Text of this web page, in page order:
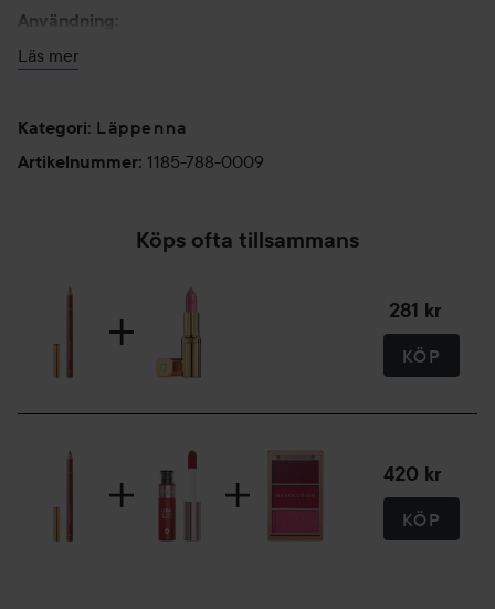
Användning:
Applicera på rena, torra läppar.
Börja på mitten av amorbågen, och dra linjen längs läppen
Fortsätt tills att du har ramat in dina läppar som du önskar.
Om du vill ha en fylligare look kan du lägga linjen lite
lipgloss över läppennan.
Om du vill ha ett mer hållbart eller mer intensivt resultat
kan du använda liplinern på hela läppområdet.
Läs mer
Kategori: Läppenna
Artikelnummer: 1185-788-0009
Köps ofta tillsammans
281 kr
KÖP
420 kr
KÖP